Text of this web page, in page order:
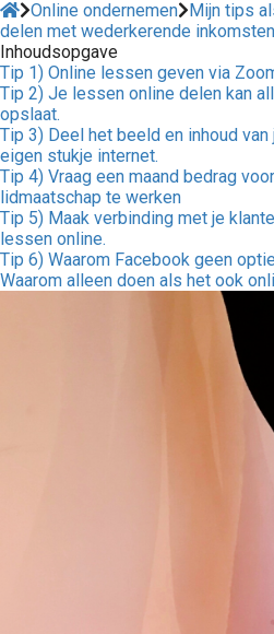
Online ondernemen Mijn tips
delen met wederkerende inkomsten
Inhoudsopgave
Tip 1) Online lessen geven via
Tip 2) Je lessen online delen kan
opslaat.
Tip 3) Deel het beeld en inhoud
eigen stukje internet.
Tip 4) Vraag een maand bedrag
lidmaatschap te werken
Tip 5) Maak verbinding met je
lessen online.
Tip 6) Waarom Facebook geen
Waarom alleen doen als het ook